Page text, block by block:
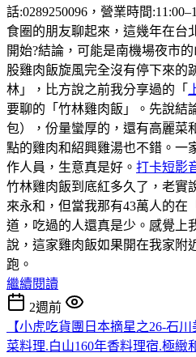
話:0289250096，營業時間
食圈的朋友聊起來，這幾年在台
開始?結論，可能是南機場夜市
股雞肉飯旋風完全沒有停下來的
林」，比方說之前我分享過的「
要聊的「竹林雞肉飯」。先說結
包），份量蠻厚的，還有高麗菜
點的雞肉和紹興雞湯也不錯。一
作人員，生意真是好。 打卡短影
竹林雞肉飯到底紅多久了，老實
來永和，但當我那有43萬人的在
道，吃過的人還真是少。感覺上
說，這家雞肉飯如果開在我家附
跑。
繼續閱讀
2週前
【小虎吃貨團日本摘星之26-石
菜料理.白山160年香料理宿.極緻